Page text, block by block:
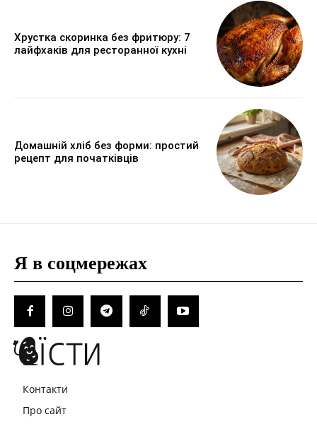
Хрустка скоринка без фритюру: 7
лайфхаків для ресторанної кухні
Домашній хліб без форми: простий
рецепт для початківців
Я в соцмережах
Контакти
Про сайт